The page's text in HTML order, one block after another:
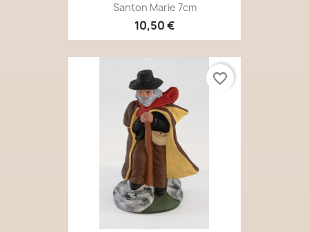
Santon Marie 7cm
10,50 €
favorite_border